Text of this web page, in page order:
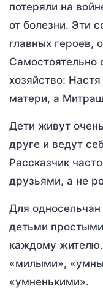
потеряли на
от болезни. Эти
главных героев,
Самостоятельно
хозяйство:
матери, а
Дети живут
друге и ведут
Рассказчик
друзьями, а не
Для
детьми
каждому жителю.
«милыми»,
«умненькими».